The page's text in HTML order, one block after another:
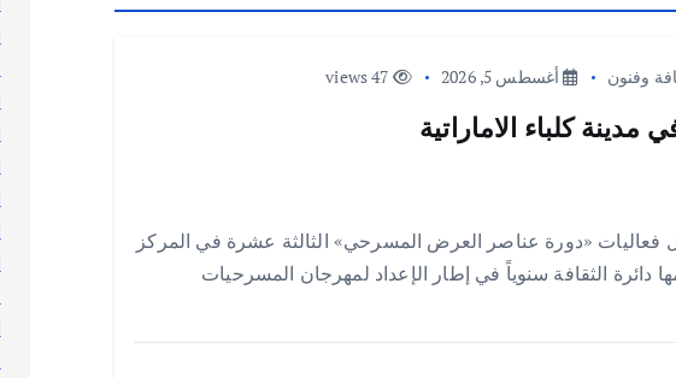
وفنون أغسطس 5, 2026
كلباء الاماراتية
«دورة عناصر العرض المسرحي» الثالثة عشرة في المركز
دائرة الثقافة سنوياً في إطار الإعداد لمهرجان المسرحيات